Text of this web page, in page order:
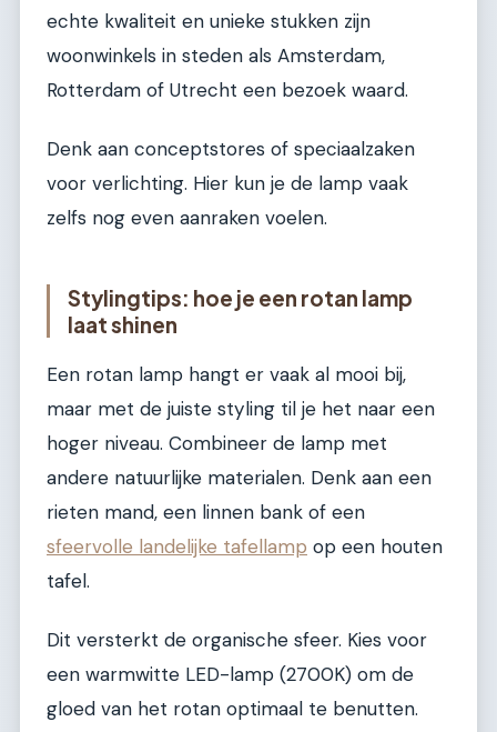
echte kwaliteit en unieke stukken zijn
woonwinkels in steden als Amsterdam,
Rotterdam of Utrecht een bezoek waard.
Denk aan conceptstores of speciaalzaken
voor verlichting. Hier kun je de lamp vaak
zelfs nog even aanraken voelen.
Stylingtips: hoe je een rotan lamp
laat shinen
Een rotan lamp hangt er vaak al mooi bij,
maar met de juiste styling til je het naar een
hoger niveau. Combineer de lamp met
andere natuurlijke materialen. Denk aan een
rieten mand, een linnen bank of een
sfeervolle landelijke tafellamp op een houten
tafel.
Dit versterkt de organische sfeer. Kies voor
een warmwitte LED-lamp (2700K) om de
gloed van het rotan optimaal te benutten.